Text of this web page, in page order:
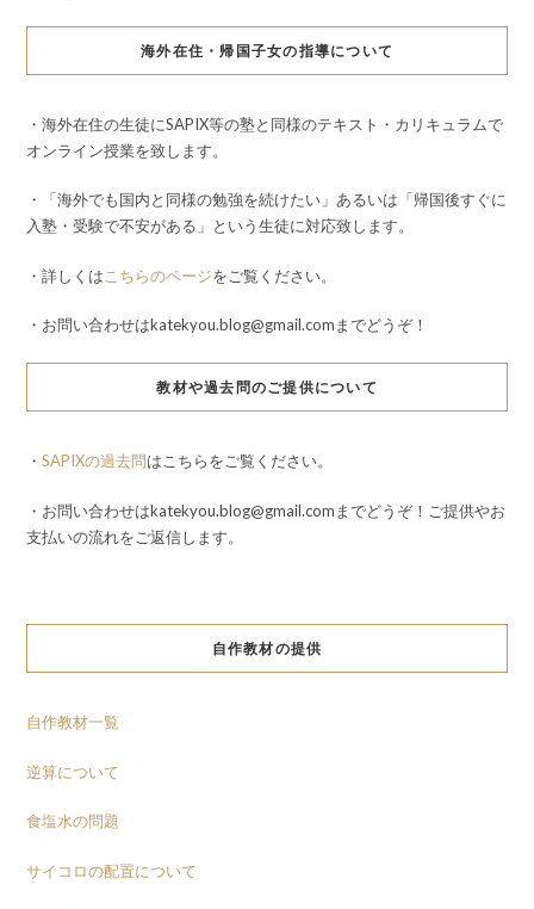
海外在住・帰国子女の指導について
・海外在住の生徒にSAPIX等の塾と同様のテキスト・カリキュラムで
オンライン授業を致します。
・「海外でも国内と同様の勉強を続けたい」あるいは「帰国後すぐに
入塾・受験で不安がある」という生徒に対応致します。
・詳しくは こちらのページをご覧ください。
・お問い合わせはkatekyou.blog@gmail.comまでどうぞ！
教材や過去問のご提供について
・ SAPIXの過去問はこちらをご覧ください。
・お問い合わせはkatekyou.blog@gmail.comまでどうぞ！ご提供やお
支払いの流れをご返信します。
自作教材の提供
自作教材一覧
逆算について
食塩水の問題
サイコロの配置について